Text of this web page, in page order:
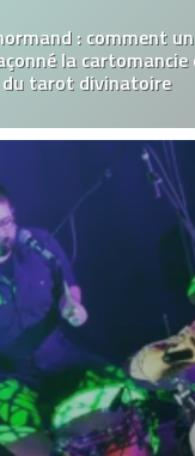
: comment
la
du tarot divinatoire